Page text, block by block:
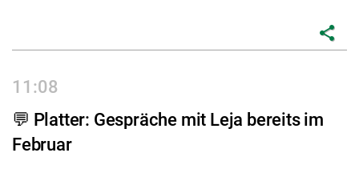
share
11:08
💬 Platter: Gespräche mit Leja bereits im
Februar